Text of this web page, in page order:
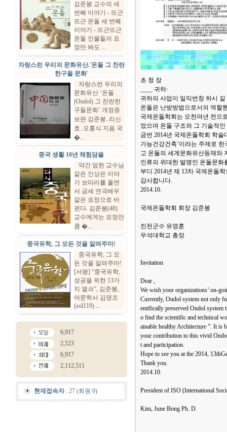
김준봉 교수의 세
번째 이야기 - 뜨근
뜨근 온돌 세 번째
이야기 - 뜨근뜨근
온돌 인물들의 표
정만 봐도 ...
자랑스런 우리의 문화유산.'온돌 그 찬란
한구들 문화'
자랑스런 우리의
문화유산 ‘온돌
(Ondol) 그 찬란한
구들문화’ 개정증
보판 김준봉․리신
호․오홍식 지음 국
�...
중국 생활 10년 체험담을
약간 엄한 교수님
같은 인상은 이야
기 보따리를 풀면
서 금세 연극배우
같은 표정으로 바
뀐다. 김준봉(48)
교수에게는 표정만
큼 �...
중국유학, 그 모든 것을 알려주마!
중국유학, 그 모
든 것을 알려주마!
[서평] “중국유학,
성공을 위한 13가
지 열쇠”, 김준봉,
어문학사 김영조
(sol119) ...
6,917
2,523
6,917
2,112,511
현재접속자: 27 (회원 0)
초 청 장
____ 귀하:
귀하의 사업이 일익번창 하시
온돌은 난방방법으로서의 역할
국제온돌학회는 오천여년 전으
었으며 온돌 구조와 그 기술적
금번 2014년 국제온돌학회 학
가능건강건축’이라는 주제로
고 온돌의 세계문화유산등재와
인류의 위대한 발명인 온돌문
부디 2014년 제 13차 국제온돌
감사합니다.
2014.10.
국제온돌학회 회장 김준봉
진천군수 유영훈
우석대학교 총장
Invitation
Dear ,
We wish your organizations’ on-
Currently, Ondol system not only
entifically preserved Ondol system
o find the scientific and technical
ainable healthy Architecture ”. It is
your contribution to this vivid
t and participation.
Hope to see you at the 2014,
Thank you.
2014.10.
President of ISO (International
Kim, June Bong Ph. D.